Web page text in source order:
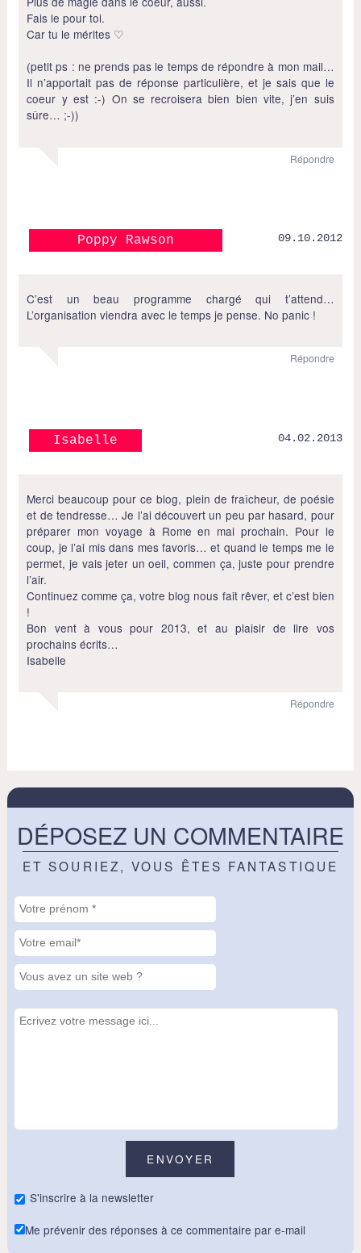
Fais le pour toi.
Car tu le mérites ♡
(petit ps : ne prends pas le temps de répondre à mon mail…
Il n’apportait pas de réponse particulière, et je sais que le
coeur y est :-) On se recroisera bien bien vite, j’en suis
sûre… ;-))
Répondre
Poppy Rawson 09.10.2012
C’est un beau programme chargé qui t’attend…
L’organisation viendra avec le temps je pense. No panic !
Répondre
Isabelle 04.02.2013
Merci beaucoup pour ce blog, plein de fraîcheur, de poésie
et de tendresse… Je l’ai découvert un peu par hasard, pour
préparer mon voyage à Rome en mai prochain. Pour le
coup, je l’ai mis dans mes favoris… et quand le temps me le
permet, je vais jeter un oeil, commen ça, juste pour prendre
l’air.
Continuez comme ça, votre blog nous fait rêver, et c’est bien
!
Bon vent à vous pour 2013, et au plaisir de lire vos
prochains écrits…
Isabelle
Répondre
DÉPOSEZ UN COMMENTAIRE
ET SOURIEZ, VOUS ÊTES FANTASTIQUE
S'inscrire à la newsletter
Me prévenir des réponses à ce commentaire par e-mail